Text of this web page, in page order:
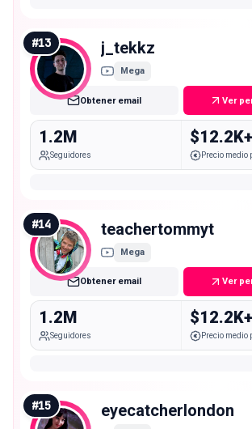
#13 j_tekkz
Mega
Obtener email Ver
1.2M
Seguidores
$12.2K+
Precio medio
#14 teachertommyt
Mega
Obtener email Ver
1.2M
Seguidores
$12.2K+
Precio medio
#15 eyecatcherlondon